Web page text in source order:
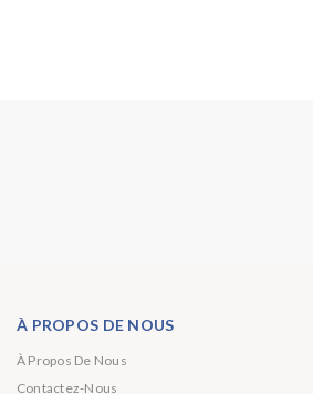
À PROPOS DE NOUS
À Propos De Nous
Contactez-Nous